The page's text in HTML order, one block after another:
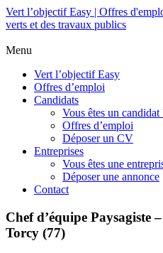
Vert l’objectif Easy | Offres
verts et des travaux publics
Menu
Vert l’objectif Easy
Offres d’emploi
Candidats
Vous êtes un candidat
Offres d’emploi
Déposer un CV
Entreprises
Vous êtes une
Déposer une annonce
Contact
Chef d’équipe Paysagiste
Torcy (77)